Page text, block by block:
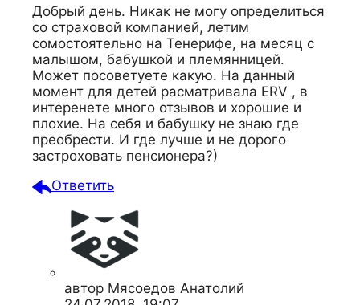
Добрый день. Никак не могу определиться
со страховой компанией, летим
сомостоятельно на Тенерифе, на месяц с
малышом, бабушкой и племянницей.
Может посоветуете какую. На данный
момент для детей расматривала ERV , в
интеренете много отзывов и хорошие и
плохие. На себя и бабушку не знаю где
преобрести. И где лучше и не дорого
застроховать пенсионера?)
Ответить
автор Мясоедов Анатолий